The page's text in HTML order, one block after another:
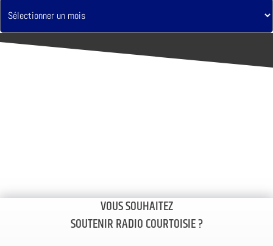
VOUS SOUHAITEZ
SOUTENIR RADIO COURTOISIE ?